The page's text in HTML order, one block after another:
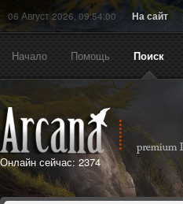
06 Август 2026, 09:54:00 На сайт
Начало Помощь Поиск
Онлайн сейчас: 2374